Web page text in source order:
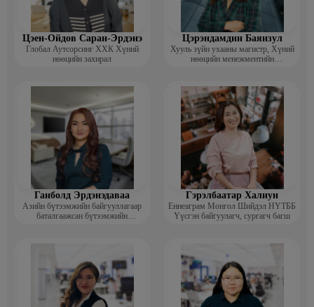
Цэен-Ойдов Саран-Эрдэнэ
Глобал Аутсорсинг ХХК Хүний
нөөцийн захирал
Цэрэндамдин Баянзул
Хууль зүйн ухааны магистр, Хүний
нөөцийн менежментийн
Ганболд Эрдэнэдаваа
Азийн бүтээмжийн байгууллагаар
баталгаажсан бүтээмжийн
Гэрэлбаатар Халиун
Еннеаграм Монгол Шийдэл НҮТББ
Үүсгэн байгуулагч, сургагч багш